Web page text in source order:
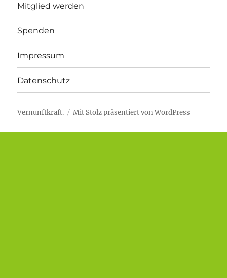
Mitglied werden
Spenden
Impressum
Datenschutz
Vernunftkraft. Mit Stolz präsentiert von WordPress